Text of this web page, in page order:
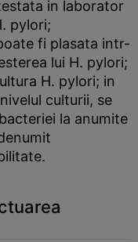
in laborator
pylori;
fi plasata intr-
lui H. pylori;
H. pylori; in
culturii, se
la anumite